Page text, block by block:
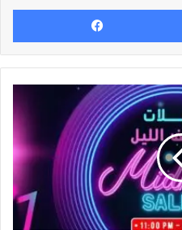
പുതുവത്സരത്തിന്
സ്വാഗതം
ചൊല്ലി
5-
ദിവസത്തെ
'മിഡ്നൈറ്റ്
സെയിലു'മായി
റവാബി